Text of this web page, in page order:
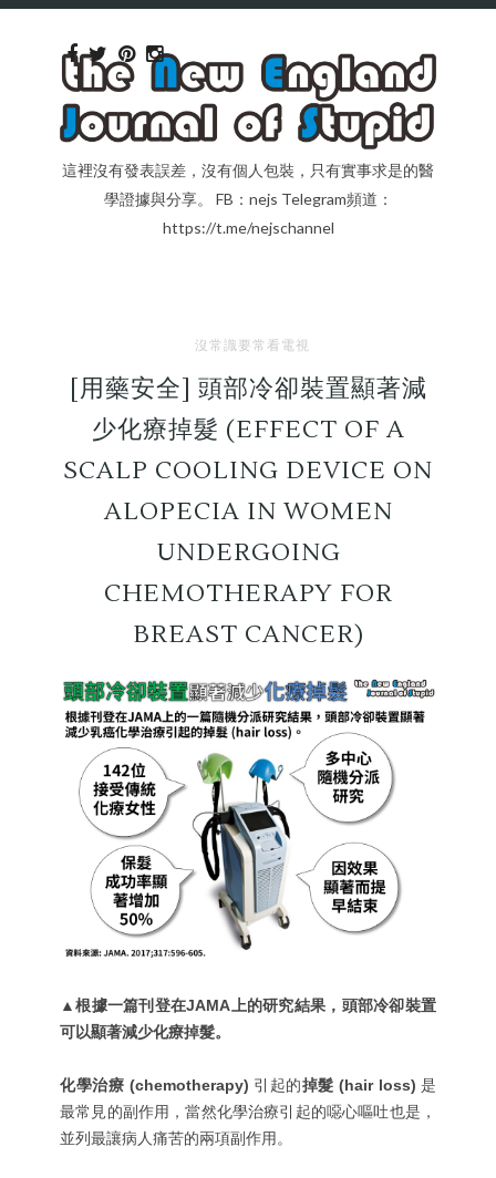
這裡沒有發表誤差，沒有個人包裝，只有實事求是的醫
學證據與分享。 FB：nejs Telegram頻道：
https://t.me/nejschannel
沒常識要常看電視
[用藥安全] 頭部冷卻裝置顯著減
少化療掉髮 (EFFECT OF A
SCALP COOLING DEVICE ON
ALOPECIA IN WOMEN
UNDERGOING
CHEMOTHERAPY FOR
BREAST CANCER)
▲根據一篇刊登在JAMA上的研究結果，頭部冷卻裝置
可以顯著減少化療掉髮。
化學治療 (chemotherapy) 引起的掉髮 (hair loss) 是
最常見的副作用，當然化學治療引起的噁心嘔吐也是，
並列最讓病人痛苦的兩項副作用。